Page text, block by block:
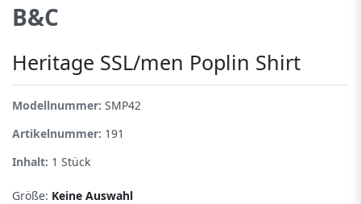
B&C
Heritage SSL/men Poplin Shirt
Modellnummer: SMP42
Artikelnummer: 191
Inhalt: 1 Stück
Größe: Keine Auswahl